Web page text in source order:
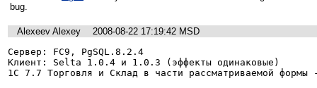
bug.
Alexeev Alexey
2008-08-22 17:19:42 MSD
Сервер: FC9, PgSQL.8.2.4
Клиент: Selta 1.0.4 и 1.0.3 (эффекты одинаковые)
1С 7.7 Торговля и Склад в части рассматриваемой формы